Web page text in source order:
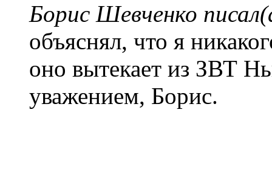
Борис Шевченко
объяснял, что я
оно вытекает из ЗВТ
уважением, Борис.